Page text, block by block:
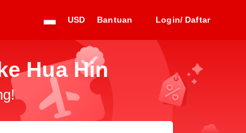
USD Bantuan Login/ Daftar
Hua Hin